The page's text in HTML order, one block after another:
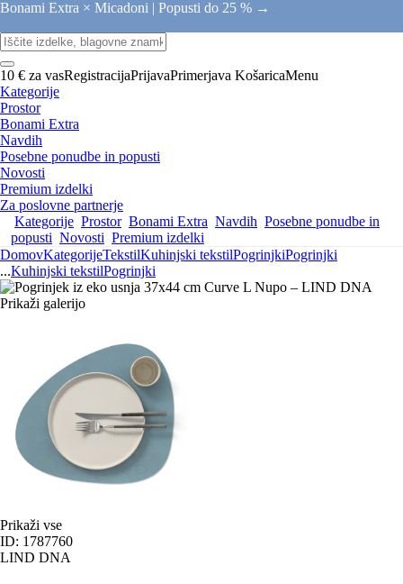
Bonami Extra × Micadoni | Popusti do 25 % →
10 € za vasRegistracijaPrijavaPrimerjava KošaricaMenu
Kategorije
Prostor
Bonami Extra
Navdih
Posebne ponudbe in popusti
Novosti
Premium izdelki
Za poslovne partnerje
Kategorije Prostor Bonami Extra Navdih Posebne ponudbe in
popusti Novosti Premium izdelki
DomovKategorijeTekstilKuhinjski tekstilPogrinjkiPogrinjki
...Kuhinjski tekstilPogrinjki
Prikaži galerijo
Prikaži vse
ID: 1787760
LIND DNA